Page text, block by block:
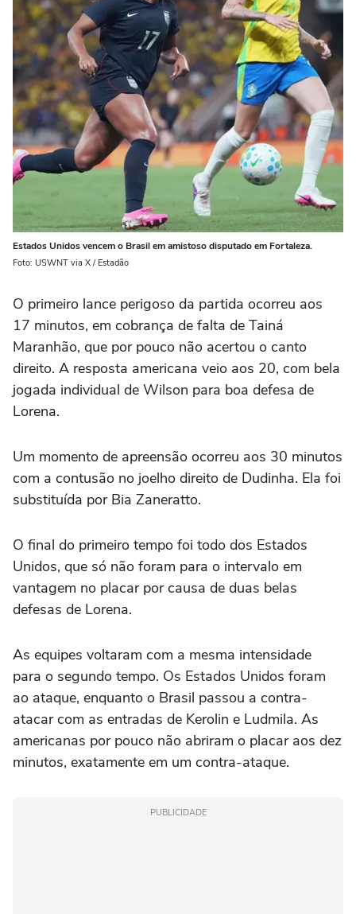
Estados Unidos vencem o Brasil em amistoso disputado em Fortaleza.
Foto: USWNT via X / Estadão
O primeiro lance perigoso da partida ocorreu aos
17 minutos, em cobrança de falta de Tainá
Maranhão, que por pouco não acertou o canto
direito. A resposta americana veio aos 20, com bela
jogada individual de Wilson para boa defesa de
Lorena.
Um momento de apreensão ocorreu aos 30 minutos
com a contusão no joelho direito de Dudinha. Ela foi
substituída por Bia Zaneratto.
O final do primeiro tempo foi todo dos Estados
Unidos, que só não foram para o intervalo em
vantagem no placar por causa de duas belas
defesas de Lorena.
As equipes voltaram com a mesma intensidade
para o segundo tempo. Os Estados Unidos foram
ao ataque, enquanto o Brasil passou a contra-
atacar com as entradas de Kerolin e Ludmila. As
americanas por pouco não abriram o placar aos dez
minutos, exatamente em um contra-ataque.
PUBLICIDADE